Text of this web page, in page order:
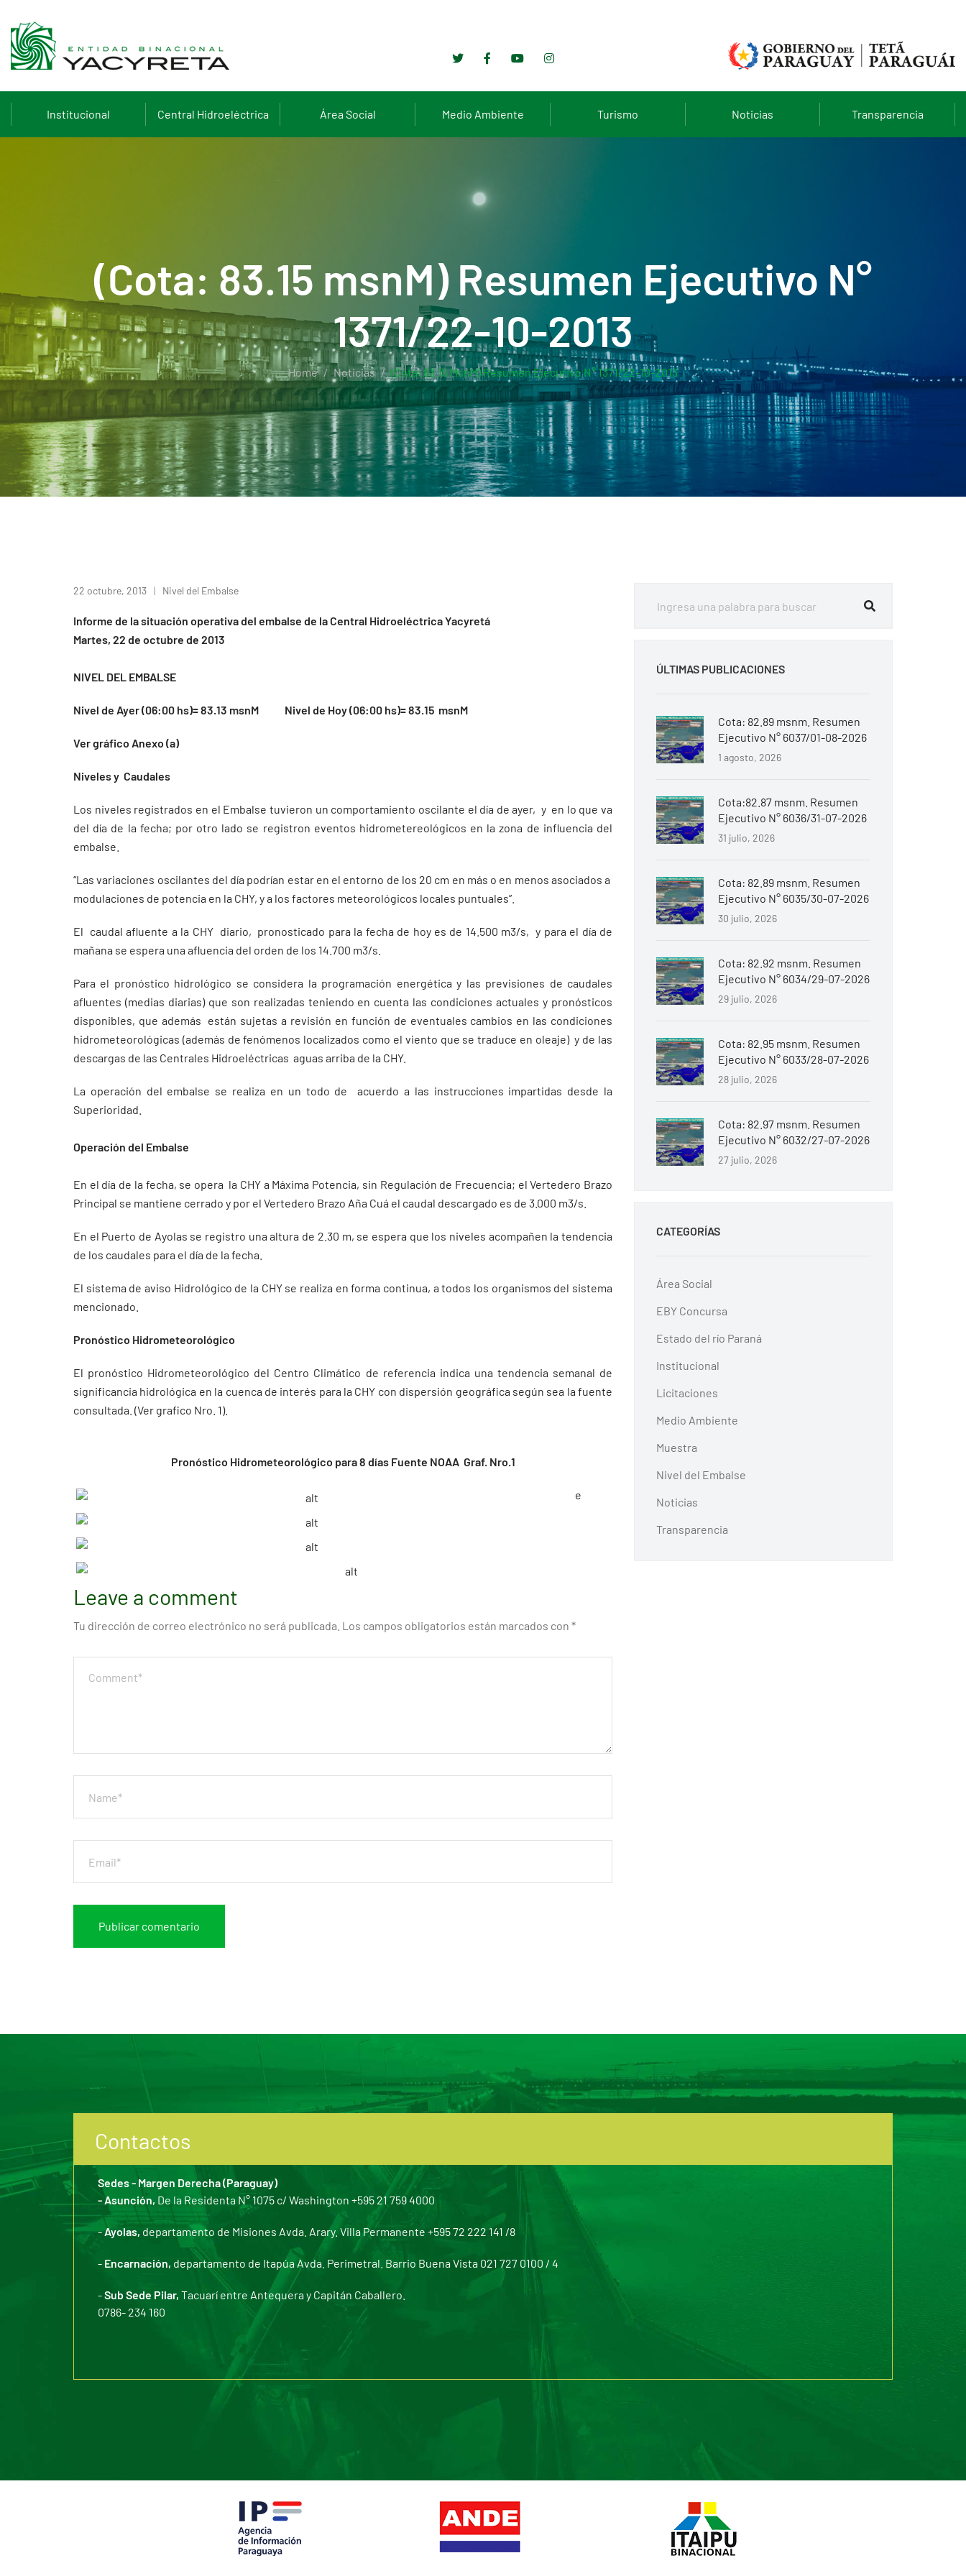
Institucional Central Hidroeléctrica Área Social Medio Ambiente Turismo Noticias Transparencia
(Cota: 83.15 msnM) Resumen Ejecutivo N°
1371/22-10-2013
Home Noticias (Cota: 83.15 MsnM) Resumen Ejecutivo N° 1371/22-10-2013
22 octubre, 2013 Nivel del Embalse
Informe de la situación operativa del embalse de la Central Hidroeléctrica Yacyretá
Martes, 22 de octubre de 2013
NIVEL DEL EMBALSE
Nivel de Ayer (06:00 hs)= 83.13 msnM Nivel de Hoy (06:00 hs)= 83.15 msnM
Ver gráfico Anexo (a)
Niveles y Caudales
Los niveles registrados en el Embalse tuvieron un comportamiento oscilante el día de ayer, y en lo que va
del día de la fecha; por otro lado se registron eventos hidrometereológicos en la zona de influencia del
embalse.
“Las variaciones oscilantes del día podrían estar en el entorno de los 20 cm en más o en menos asociados a
modulaciones de potencia en la CHY, y a los factores meteorológicos locales puntuales”.
El caudal afluente a la CHY diario, pronosticado para la fecha de hoy es de 14.500 m3/s, y para el día de
mañana se espera una afluencia del orden de los 14.700 m3/s.
Para el pronóstico hidrológico se considera la programación energética y las previsiones de caudales
afluentes (medias diarias) que son realizadas teniendo en cuenta las condiciones actuales y pronósticos
disponibles, que además están sujetas a revisión en función de eventuales cambios en las condiciones
hidrometeorológicas (además de fenómenos localizados como el viento que se traduce en oleaje) y de las
descargas de las Centrales Hidroeléctricas aguas arriba de la CHY.
La operación del embalse se realiza en un todo de acuerdo a las instrucciones impartidas desde la
Superioridad.
Operación del Embalse
En el día de la fecha, se opera la CHY a Máxima Potencia, sin Regulación de Frecuencia; el Vertedero Brazo
Principal se mantiene cerrado y por el Vertedero Brazo Aña Cuá el caudal descargado es de 3.000 m3/s.
En el Puerto de Ayolas se registro una altura de 2.30 m, se espera que los niveles acompañen la tendencia
de los caudales para el día de la fecha.
El sistema de aviso Hidrológico de la CHY se realiza en forma continua, a todos los organismos del sistema
mencionado.
Pronóstico Hidrometeorológico
El pronóstico Hidrometeorológico del Centro Climático de referencia indica una tendencia semanal de
significancia hidrológica en la cuenca de interés para la CHY con dispersión geográfica según sea la fuente
consultada. (Ver grafico Nro. 1).
Pronóstico Hidrometeorológico para 8 días Fuente NOAA Graf. Nro.1
e
Leave a comment
Tu dirección de correo electrónico no será publicada. Los campos obligatorios están marcados con *
ÚLTIMAS PUBLICACIONES
Cota: 82.89 msnm. Resumen
Ejecutivo N° 6037/01-08-2026
1 agosto, 2026
Cota:82.87 msnm. Resumen
Ejecutivo N° 6036/31-07-2026
31 julio, 2026
Cota: 82.89 msnm. Resumen
Ejecutivo N° 6035/30-07-2026
30 julio, 2026
Cota: 82.92 msnm. Resumen
Ejecutivo N° 6034/29-07-2026
29 julio, 2026
Cota: 82.95 msnm. Resumen
Ejecutivo N° 6033/28-07-2026
28 julio, 2026
Cota: 82.97 msnm. Resumen
Ejecutivo N° 6032/27-07-2026
27 julio, 2026
CATEGORÍAS
Área Social
EBY Concursa
Estado del río Paraná
Institucional
Licitaciones
Medio Ambiente
Muestra
Nivel del Embalse
Noticias
Transparencia
Contactos
Sedes - Margen Derecha (Paraguay)
- Asunción, De la Residenta N° 1075 c/ Washington +595 21 759 4000
-Ayolas, departamento de Misiones Avda. Arary. Villa Permanente +595 72 222 141 /8
- Encarnación, departamento de Itapúa Avda. Perimetral. Barrio Buena Vista 021 727 0100 / 4
-Sub Sede Pilar, Tacuarí entre Antequera y Capitán Caballero.
0786- 234 160